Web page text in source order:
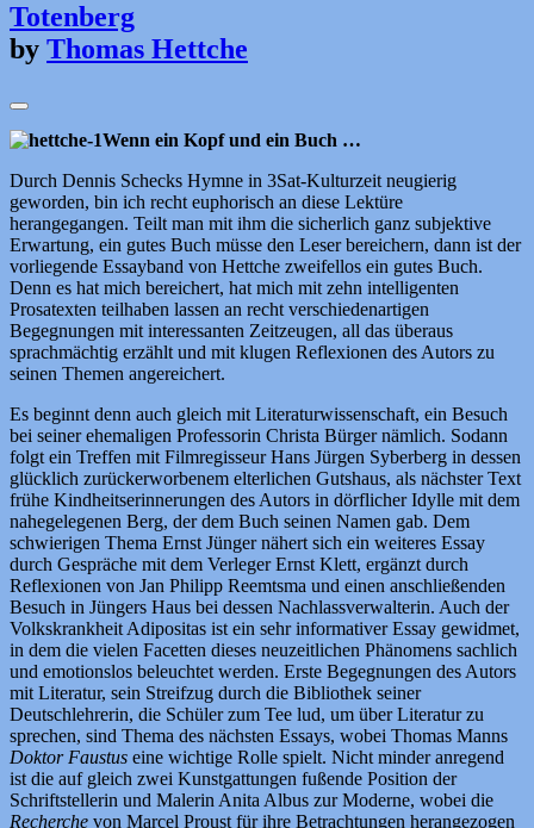
Totenberg
by Thomas Hettche
Wenn ein Kopf und ein Buch …
Durch Dennis Schecks Hymne in 3Sat-Kulturzeit neugierig
geworden, bin ich recht euphorisch an diese Lektüre
herangegangen. Teilt man mit ihm die sicherlich ganz subjektive
Erwartung, ein gutes Buch müsse den Leser bereichern, dann ist der
vorliegende Essayband von Hettche zweifellos ein gutes Buch.
Denn es hat mich bereichert, hat mich mit zehn intelligenten
Prosatexten teilhaben lassen an recht verschiedenartigen
Begegnungen mit interessanten Zeitzeugen, all das überaus
sprachmächtig erzählt und mit klugen Reflexionen des Autors zu
seinen Themen angereichert.
Es beginnt denn auch gleich mit Literaturwissenschaft, ein Besuch
bei seiner ehemaligen Professorin Christa Bürger nämlich. Sodann
folgt ein Treffen mit Filmregisseur Hans Jürgen Syberberg in dessen
glücklich zurückerworbenem elterlichen Gutshaus, als nächster Text
frühe Kindheitserinnerungen des Autors in dörflicher Idylle mit dem
nahegelegenen Berg, der dem Buch seinen Namen gab. Dem
schwierigen Thema Ernst Jünger nähert sich ein weiteres Essay
durch Gespräche mit dem Verleger Ernst Klett, ergänzt durch
Reflexionen von Jan Philipp Reemtsma und einen anschließenden
Besuch in Jüngers Haus bei dessen Nachlassverwalterin. Auch der
Volkskrankheit Adipositas ist ein sehr informativer Essay gewidmet,
in dem die vielen Facetten dieses neuzeitlichen Phänomens sachlich
und emotionslos beleuchtet werden. Erste Begegnungen des Autors
mit Literatur, sein Streifzug durch die Bibliothek seiner
Deutschlehrerin, die Schüler zum Tee lud, um über Literatur zu
sprechen, sind Thema des nächsten Essays, wobei Thomas Manns
Doktor Faustus eine wichtige Rolle spielt. Nicht minder anregend
ist die auf gleich zwei Kunstgattungen fußende Position der
Schriftstellerin und Malerin Anita Albus zur Moderne, wobei die
Recherche von Marcel Proust für ihre Betrachtungen herangezogen